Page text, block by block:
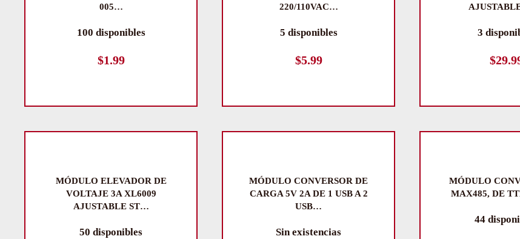
005…
100 disponibles
$1.99
220/110VAC…
5 disponibles
$5.99
3
$
MÓDULO ELEVADOR DE
VOLTAJE 3A XL6009
AJUSTABLE ST…
50 disponibles
MÓDULO CONVERSOR DE
CARGA 5V 2A DE 1 USB A 2
USB…
Sin existencias
MÓDULO
MAX485, DE
44